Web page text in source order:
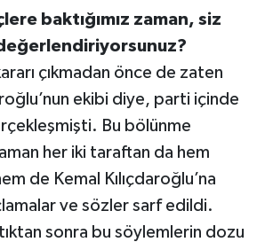
baktığımız zaman, siz
çıkmadan önce de zaten
ekibi diye, parti içinde
Bu bölünme
her iki taraftan da hem
de Kemal Kılıçdaroğlu’na
ve sözler sarf edildi.
sonra bu söylemlerin dozu